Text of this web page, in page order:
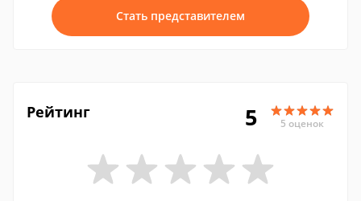
Стать представителем
Рейтинг 5 5 оценок